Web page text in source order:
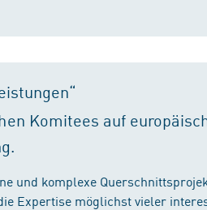
Komitees auf
und komplexe
Expertise möglichst vieler